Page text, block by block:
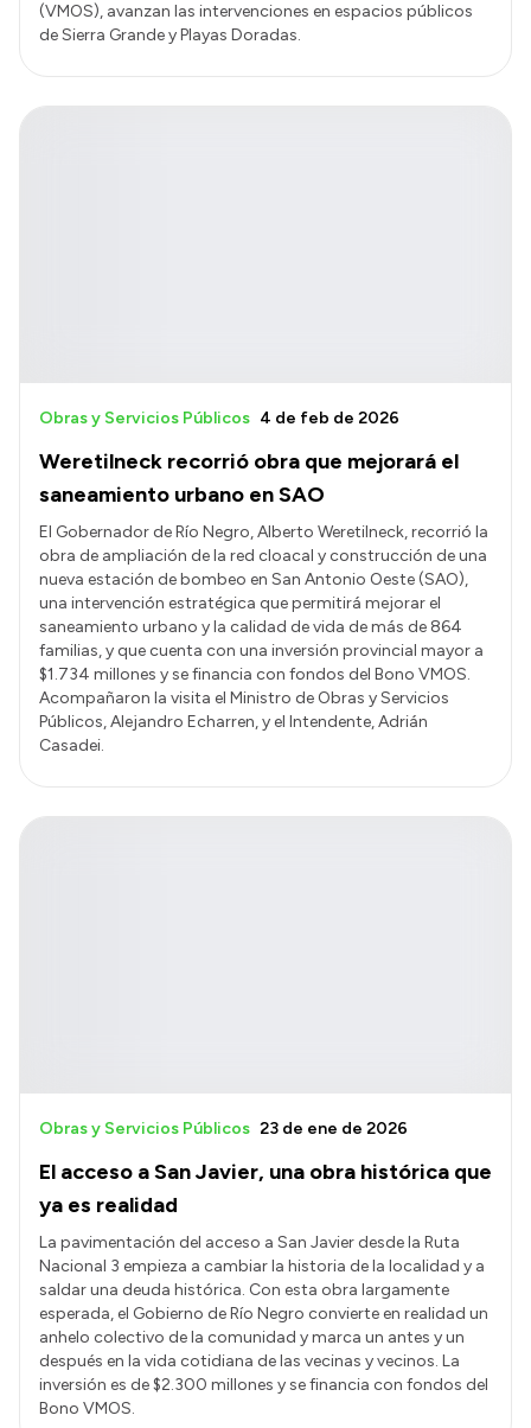
(VMOS), avanzan las intervenciones en espacios públicos
de Sierra Grande y Playas Doradas.
Weretilneck recorrió obra que mejorará el
saneamiento urbano en SAO
Obras y Servicios Públicos 4 de feb de 2026
El Gobernador de Río Negro, Alberto Weretilneck, recorrió la
obra de ampliación de la red cloacal y construcción de una
nueva estación de bombeo en San Antonio Oeste (SAO),
una intervención estratégica que permitirá mejorar el
saneamiento urbano y la calidad de vida de más de 864
familias, y que cuenta con una inversión provincial mayor a
$1.734 millones y se financia con fondos del Bono VMOS.
Acompañaron la visita el Ministro de Obras y Servicios
Públicos, Alejandro Echarren, y el Intendente, Adrián
Casadei.
El acceso a San Javier, una obra histórica que
ya es realidad
Obras y Servicios Públicos 23 de ene de 2026
La pavimentación del acceso a San Javier desde la Ruta
Nacional 3 empieza a cambiar la historia de la localidad y a
saldar una deuda histórica. Con esta obra largamente
esperada, el Gobierno de Río Negro convierte en realidad un
anhelo colectivo de la comunidad y marca un antes y un
después en la vida cotidiana de las vecinas y vecinos. La
inversión es de $2.300 millones y se financia con fondos del
Bono VMOS.